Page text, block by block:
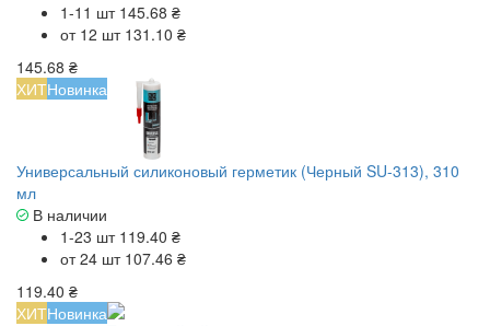
1-11 шт 145.68 ₴
от 12 шт 131.10 ₴
145.68 ₴
ХИТНовинка
Универсальный силиконовый герметик (Черный SU-313), 310
мл
В наличии
1-23 шт 119.40 ₴
от 24 шт 107.46 ₴
119.40 ₴
ХИТНовинка